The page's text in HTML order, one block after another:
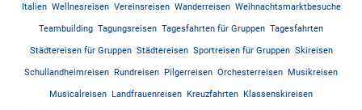
Italien Wellnesreisen Vereinsreisen Wanderreisen Weihnachtsmarktbesuche
Teambuilding Tagungsreisen Tagesfahrten für Gruppen Tagesfahrten
Städtereisen für Gruppen Städtereisen Sportreisen für Gruppen Skireisen
Schullandheimreisen Rundreisen Pilgerreisen Orchesterreisen Musikreisen
Musicalreisen Landfrauenreisen Kreuzfahrten Klassenskireisen